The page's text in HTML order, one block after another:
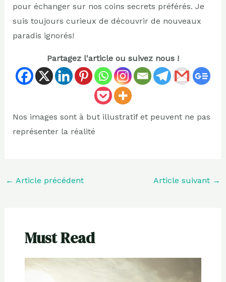
pour échanger sur nos coins secrets préférés. Je
suis toujours curieux de découvrir de nouveaux
paradis ignorés!
Partagez l'article ou suivez nous !
Nos images sont à but illustratif et peuvent ne pas
représenter la réalité
← Article précédent Article suivant →
Must Read